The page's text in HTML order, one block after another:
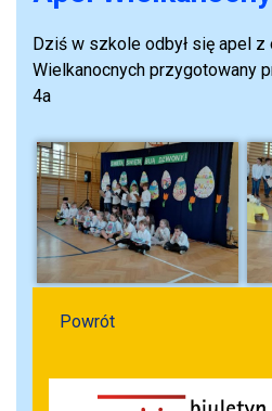
Dziś w szkole odbył się apel z
Wielkanocnych przygotowany
4a
Powrót